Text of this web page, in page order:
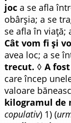
joc a se afla
obârșia; a se
se afla în viață;
Cât vom fi și
avea loc; a se
trecut. ◊A
care încep
valoare
kilogramul de
copulativ) 1) (